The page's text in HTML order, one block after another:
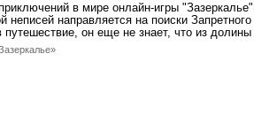
в мире онлайн-игры
неписей направляется на поиски
путешествие, он еще не знает, что из